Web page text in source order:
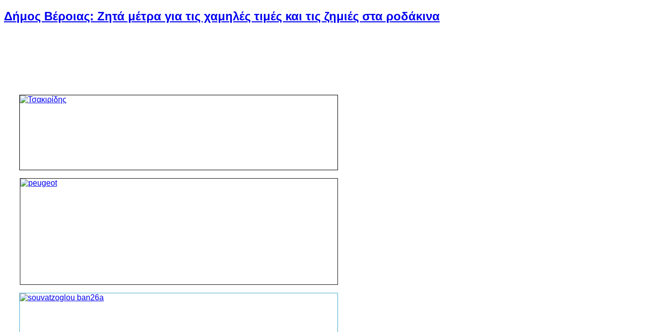
Δήμος Βέροιας: Ζητά μέτρα για τις χαμηλές τιμές και τις ζημιές στα ροδάκινα